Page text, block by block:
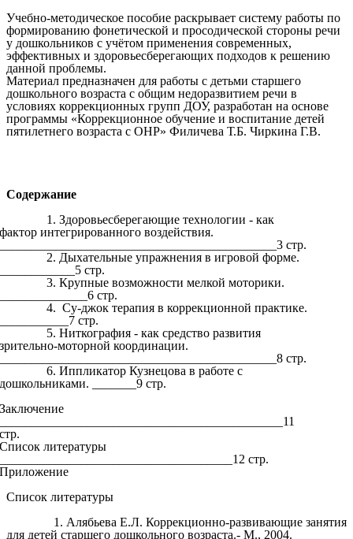
Учебно-методическое пособие раскрывает систему работы по
формированию фонетической и просодической стороны речи
у дошкольников с учётом применения современных,
эффективных и здоровьесберегающих подходов к решению
данной проблемы.
Материал предназначен для работы с детьми старшего
дошкольного возраста с общим недоразвитием речи в
условиях коррекционных групп ДОУ, разработан на основе
программы «Коррекционное обучение и воспитание детей
пятилетнего возраста с ОНР» Филичева Т.Б. Чиркина Г.В.
Содержание
Здоровьесберегающие технологии - как
интегрированного воздействия.
стр.
Дыхательные упражнения в игровой форме.
стр.
Крупные возможности мелкой моторики.
стр.
Су-джок терапия в коррекционной практике.
стр.
Ниткография - как средство развития
моторной координации.
стр.
Иппликатор Кузнецова в работе с
_______9 стр.
литературы
стр.
Список литературы
Алябьева Е.Л. Коррекционно-развивающие занятия
для детей старшего дошкольного возраста.- М., 2004.